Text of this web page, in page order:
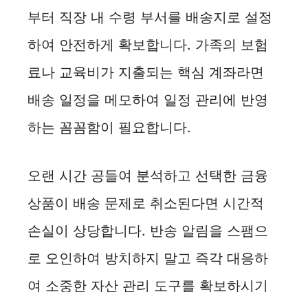
부터 직장 내 수령 부서를 배송지로 설정
하여 안전하게 확보합니다. 가족의 보험
료나 교육비가 지출되는 핵심 계좌라면
배송 일정을 메모하여 일정 관리에 반영
하는 꼼꼼함이 필요합니다.
오랜 시간 공들여 분석하고 선택한 금융
상품이 배송 문제로 취소된다면 시간적
손실이 상당합니다. 반송 알림을 스팸으
로 오인하여 방치하지 말고 즉각 대응하
여 소중한 자산 관리 도구를 확보하시기